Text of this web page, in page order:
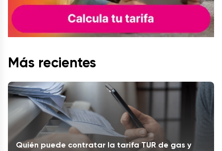
Más recientes
Quién puede contratar la tarifa TUR de gas y